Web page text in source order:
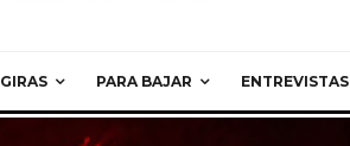
GIRAS PARA BAJAR ENTREVISTAS